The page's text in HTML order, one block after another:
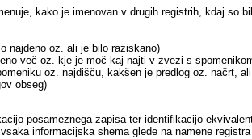
kako je imenovan v drugih registrih, kdaj so
najdeno oz. ali je bilo raziskano)
več oz. kje je moč kaj najti v zvezi s
oz. najdišču, kakšen je predlog oz. načrt,
obseg)
posameznega zapisa ter identifikacijo
informacijska shema glede na namene